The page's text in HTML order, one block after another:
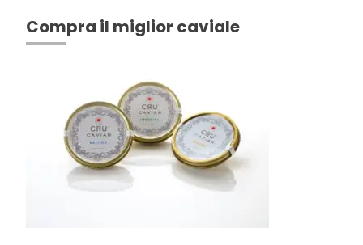
Compra il miglior caviale